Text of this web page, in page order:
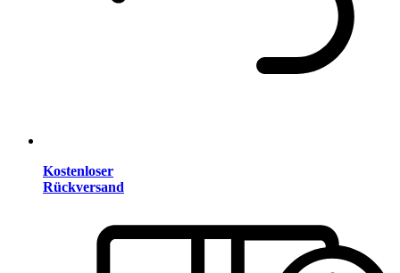
Kostenloser
Rückversand